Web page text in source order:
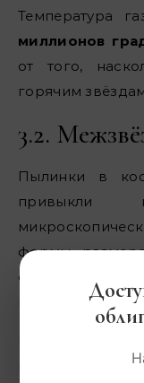
Температура
миллионов
от того,
горячим
3.2.
Пылинки в
привыкли
формы
состоят из
покрыты
Пыль
плотные